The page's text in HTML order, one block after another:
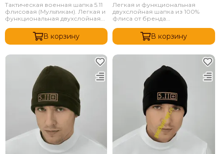
Тактическая военная шапка 5.11
флисовая (Мультикам). Легкая и
функциональная двухслойная...
В корзину
Легкая и функциональная
двухслойная шапка из 100%
флиса от бренда...
В корзину